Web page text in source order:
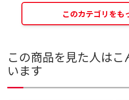
このカテゴリをも
この商品を見た人は
います